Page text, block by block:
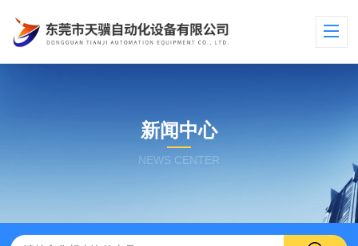
新闻中心
NEWS CENTER